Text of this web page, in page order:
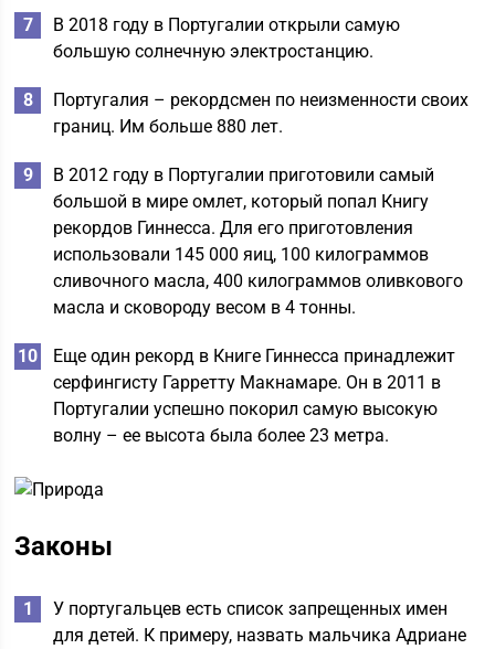
В 2018 году в Португалии открыли самую
большую солнечную электростанцию.
Португалия – рекордсмен по неизменности своих
границ. Им больше 880 лет.
В 2012 году в Португалии приготовили самый
большой в мире омлет, который попал Книгу
рекордов Гиннесса. Для его приготовления
использовали 145 000 яиц, 100 килограммов
сливочного масла, 400 килограммов оливкового
масла и сковороду весом в 4 тонны.
Еще один рекорд в Книге Гиннесса принадлежит
серфингисту Гарретту Макнамаре. Он в 2011 в
Португалии успешно покорил самую высокую
волну – ее высота была более 23 метра.
Законы
У португальцев есть список запрещенных имен
для детей. К примеру, назвать мальчика Адриане